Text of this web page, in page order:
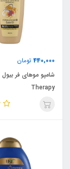
440,000تومان
Therapy